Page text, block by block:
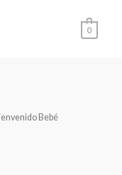
0
Bebé